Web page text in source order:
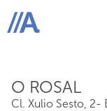
ABANCA
O ROSAL
Cl. Xulio Sesto, 2-
Cl. Xulio Sesto, 2-